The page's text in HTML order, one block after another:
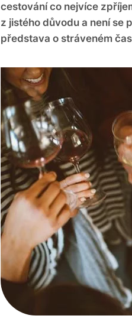
cestování co nejvíce
z jistého důvodu a není se
představa o stráveném